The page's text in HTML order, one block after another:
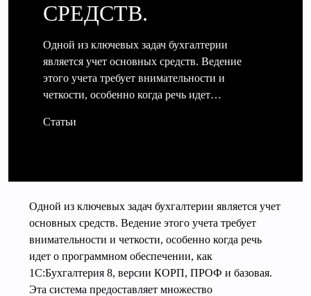
СРЕДСТВ.
Одной из ключевых задач бухгалтерии
является учет основных средств. Ведение
этого учета требует внимательности и
четкости, особенно когда речь идет…
Статьи
Одной из ключевых задач бухгалтерии является учет
основных средств. Ведение этого учета требует
внимательности и четкости, особенно когда речь
идет о программном обеспечении, как
1С:Бухгалтерия 8, версии КОРП, ПРОФ и базовая.
Эта система предоставляет множество